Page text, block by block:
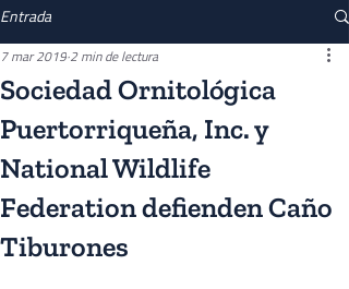
Entrada
Sociedad Ornitológica
Puertorriqueña, Inc. y
National Wildlife
Federation defienden Caño
Tiburones
7 mar 20192 min de lectura